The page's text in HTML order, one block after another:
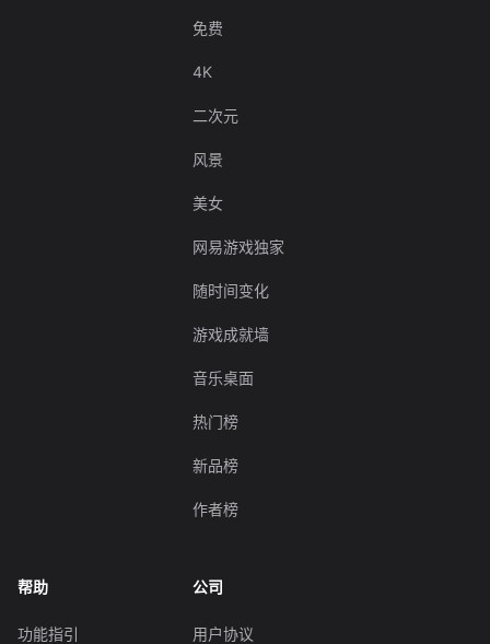
免费
4K
二次元
风景
美女
网易游戏独家
随时间变化
游戏成就墙
音乐桌面
热门榜
新品榜
作者榜
帮助
功能指引
公司
用户协议